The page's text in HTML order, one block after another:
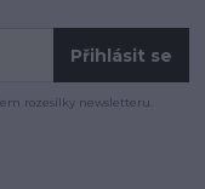
Přihlásit se
rozesílky newsletteru.